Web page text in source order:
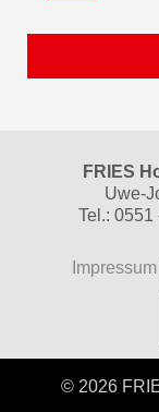
FRIES
Uwe-
Tel.: 0551
Impressum|
© 2026